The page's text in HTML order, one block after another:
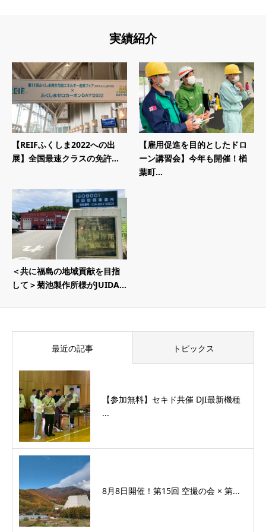
実績紹介
【REIFふくしま2022への出
展】全国最速クラスの免許...
【雇用促進を目的としたドロ
ーン講習会】今年も開催！楢
葉町...
＜共に福島の地域貢献を目指
して＞菊池製作所様がJUIDA...
最近の記事 トピックス
【参加無料】セキド共催 DJI最新機種
...
8月8日開催！第15回 空撮の会 × 第...